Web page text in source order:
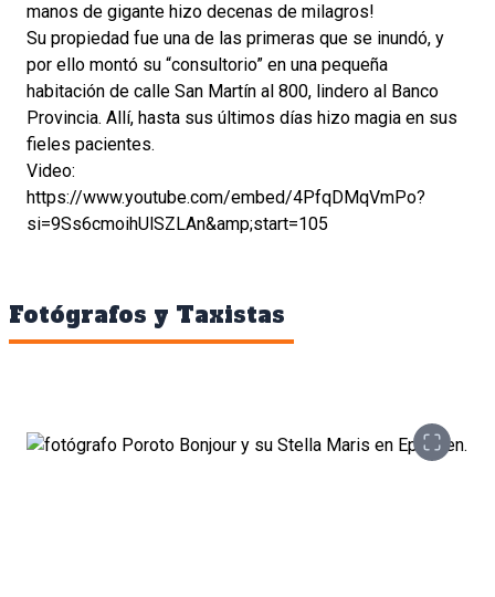
manos de gigante hizo decenas de milagros!
Su propiedad fue una de las primeras que se inundó, y
por ello montó su “consultorio” en una pequeña
habitación de calle San Martín al 800, lindero al Banco
Provincia. Allí, hasta sus últimos días hizo magia en sus
fieles pacientes.
Video:
https://www.youtube.com/embed/4PfqDMqVmPo?
si=9Ss6cmoihUlSZLAn&amp;start=105
Fotógrafos y Taxistas